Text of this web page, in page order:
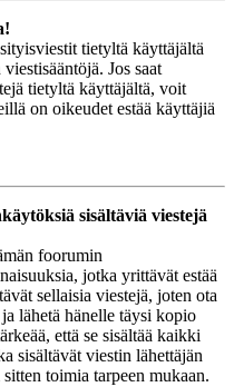
tietyltä käyttäjältä
Jos saat
tietyltä käyttäjältä, voit
on oikeudet estää käyttäjiä
sisältäviä viestejä
foorumin
jotka yrittävät estää
sellaisia viestejä, joten ota
lähetä hänelle täysi kopio
että se sisältää kaikki
sisältävät viestin lähettäjän
toimia tarpeen mukaan.